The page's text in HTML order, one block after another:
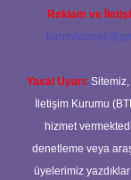
Reklam ve
Yasal Uyarı:
İletişim Kurumu
hizmet
denetleme veya
üyelerimiz